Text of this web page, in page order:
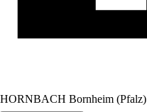
HORNBACH Bornheim (Pfalz)